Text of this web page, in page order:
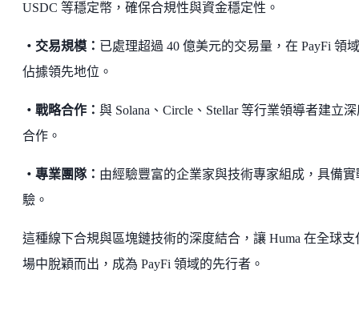
USDC 等穩定幣，確保合規性與資金穩定性。
・交易規模： 已處理超過 40 億美元的交易量，在 PayFi 領
佔據領先地位。
・戰略合作： 與 Solana、Circle、Stellar 等行業領導者建立
合作。
・專業團隊： 由經驗豐富的企業家與技術專家組成，具備實
驗。
這種線下合規與區塊鏈技術的深度結合，讓 Huma 在全球支
場中脫穎而出，成為 PayFi 領域的先行者。